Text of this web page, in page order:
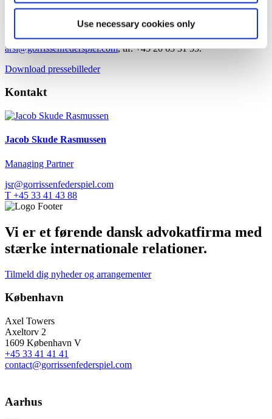
Use necessary cookies only
Kontakt
Anne Rosa Simonsen, kommunikationschef,
arsi@gorrissenfederspiel.com, tlf. +45 20 63 31 33.
Download pressebilleder
Kontakt
Jacob Skude Rasmussen
Managing Partner
jsr@gorrissenfederspiel.com
T +45 33 41 43 88
Vi er et førende dansk advokatfirma med
stærke internationale relationer.
Tilmeld dig nyheder og arrangementer
København
Axel Towers
Axeltorv 2
1609 København V
+45 33 41 41 41
contact@gorrissenfederspiel.com
Aarhus